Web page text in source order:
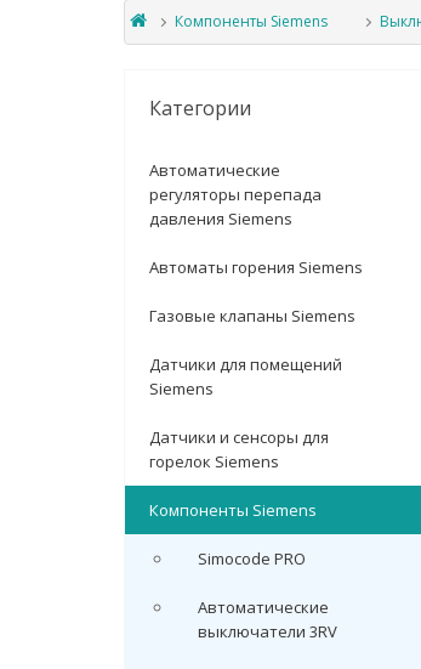
Компоненты Siemens
Категории
Автоматические
регуляторы перепада
давления Siemens
Автоматы горения Siemens
Газовые клапаны Siemens
Датчики для помещений
Siemens
Датчики и сенсоры для
горелок Siemens
Компоненты Siemens
Simocode PRO
Автоматические
выключатели 3RV